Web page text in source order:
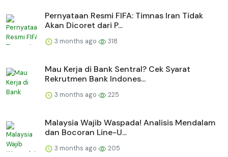
Pernyataan Resmi FIFA: Timnas Iran Tidak
Akan Dicoret dari P...
3 months ago 318
Mau Kerja di Bank Sentral? Cek Syarat
Rekrutmen Bank Indones...
3 months ago 225
Malaysia Wajib Waspada! Analisis Mendalam
dan Bocoran Line-U...
3 months ago 205